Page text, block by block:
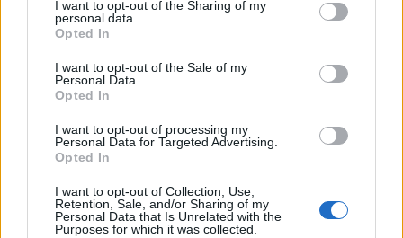
I want to opt-out of the Sharing of my
personal data.
Opted In
I want to opt-out of the Sale of my
Personal Data.
Opted In
I want to opt-out of processing my
Personal Data for Targeted Advertising.
Opted In
I want to opt-out of Collection, Use,
Retention, Sale, and/or Sharing of my
Personal Data that Is Unrelated with the
Purposes for which it was collected.
Σχετικά Άρθρα